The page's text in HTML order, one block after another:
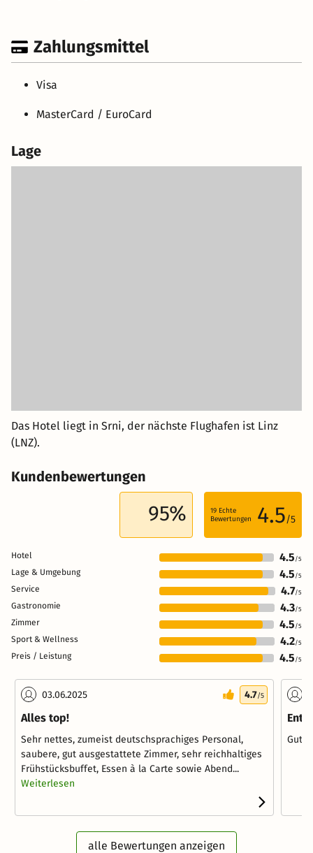
Zahlungsmittel
Visa
MasterCard / EuroCard
Lage
Das Hotel liegt in Srni, der nächste Flughafen ist Linz
(LNZ).
Kundenbewertungen
95% 19 Echte
Bewertungen
4.5/5
Hotel 4.5 /5
Lage & Umgebung 4.5 /5
Service 4.7/5
Gastronomie 4.3/5
Zimmer 4.5 /5
Sport & Wellness 4.2/5
Preis / Leistung 4.5 /5
03.06.2025 4.7/5
Alles top!
Sehr nettes, zumeist deutschsprachiges Personal,
saubere, gut ausgestattete Zimmer, sehr reichhaltiges
Frühstücksbuffet, Essen à la Carte sowie Abend...
Weiterlesen
alle Bewertungen anzeigen